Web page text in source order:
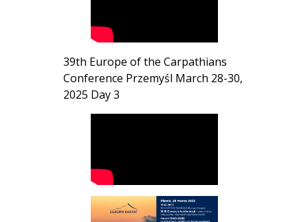
39th Europe of the Carpathians
Conference Przemyśl March 28-30,
2025 Day 3